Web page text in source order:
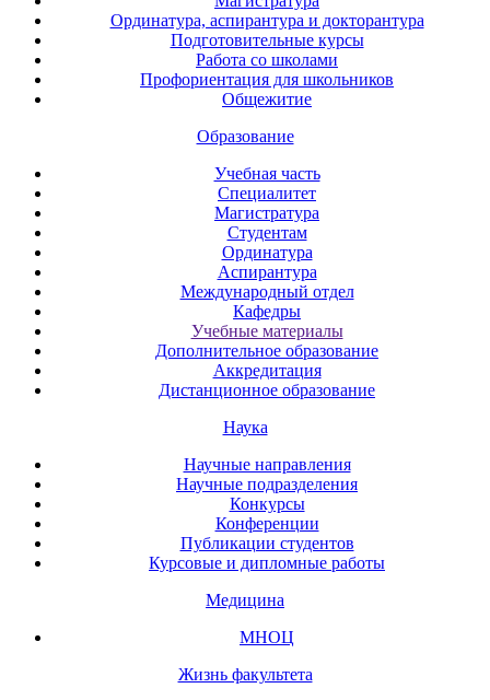
Ординатура, аспирантура и докторантура
Подготовительные курсы
Работа со школами
Профориентация для школьников
Общежитие
Образование
Учебная часть
Специалитет
Магистратура
Студентам
Ординатура
Аспирантура
Международный отдел
Кафедры
Учебные материалы
Дополнительное образование
Аккредитация
Дистанционное образование
Наука
Научные направления
Научные подразделения
Конкурсы
Конференции
Публикации студентов
Курсовые и дипломные работы
Медицина
МНОЦ
Жизнь факультета